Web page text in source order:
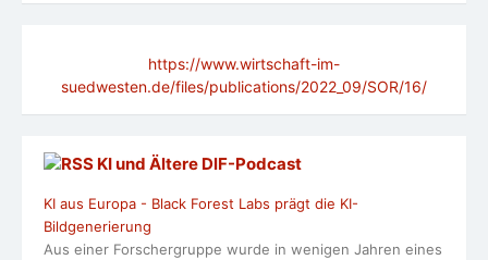
https://www.wirtschaft-im-
suedwesten.de/files/publications/2022_09/SOR/16/
KI und Ältere DlF-Podcast
KI aus Europa - Black Forest Labs prägt die KI-
Bildgenerierung
Aus einer Forschergruppe wurde in wenigen Jahren eines